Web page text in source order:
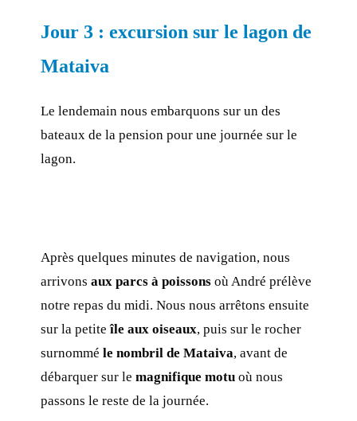
Jour 3 : excursion sur le lagon de
Mataiva
Le lendemain nous embarquons sur un des
bateaux de la pension pour une journée sur le
lagon.
Après quelques minutes de navigation, nous
arrivonsaux parcs à poissons où André prélève
notre repas du midi. Nous nous arrêtons ensuite
sur la petiteîle aux oiseaux, puis sur le rocher
surnomméle nombril de Mataiva, avant de
débarquer sur lemagnifique motu où nous
passons le reste de la journée.